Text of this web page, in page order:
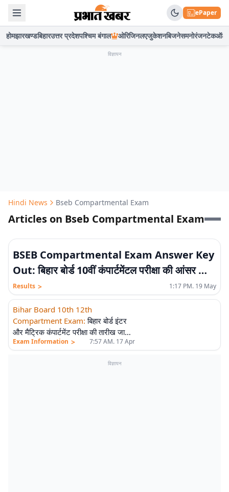
ePaper
होमझारखण्डबिहारउत्तर प्रदेशपश्चिम बंगाल ओरिजिनलएजुकेशनबिजनेसमनोरंजनटेकऑटो
विज्ञापन
Hindi News Bseb Compartmental Exam
Articles on Bseb Compartmental Exam
BSEB Compartmental Exam Answer Key
Out: बिहार बोर्ड 10वीं कंपार्टमेंटल परीक्षा की आंसर की
जारी, जानें कब आएगा रिजल्ट
Results > 1:17 PM. 19 May
Bihar Board 10th 12th
Compartment Exam: बिहार बोर्ड इंटर
और मैट्रिक कंपार्टमेंट परीक्षा की तारीख जारी,
ऐसे देखें डेटशीट
Exam Information > 7:57 AM. 17 Apr
विज्ञापन